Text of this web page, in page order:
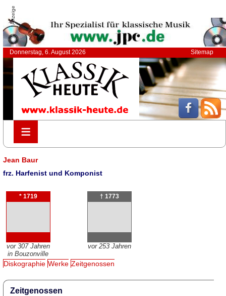
Anzeige
Donnerstag, 6. August 2026 Sitemap
≡
≡
Jean Baur
frz. Harfenist und Komponist
* 1719
vor 307 Jahren
in Bouzonville
† 1773
vor 253 Jahren
Diskographie Werke Zeitgenossen
Zeitgenossen